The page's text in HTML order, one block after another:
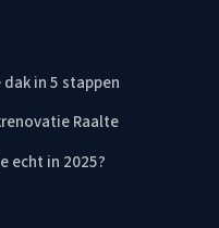
dak in 5 stappen
Raalte
echt in 2025?